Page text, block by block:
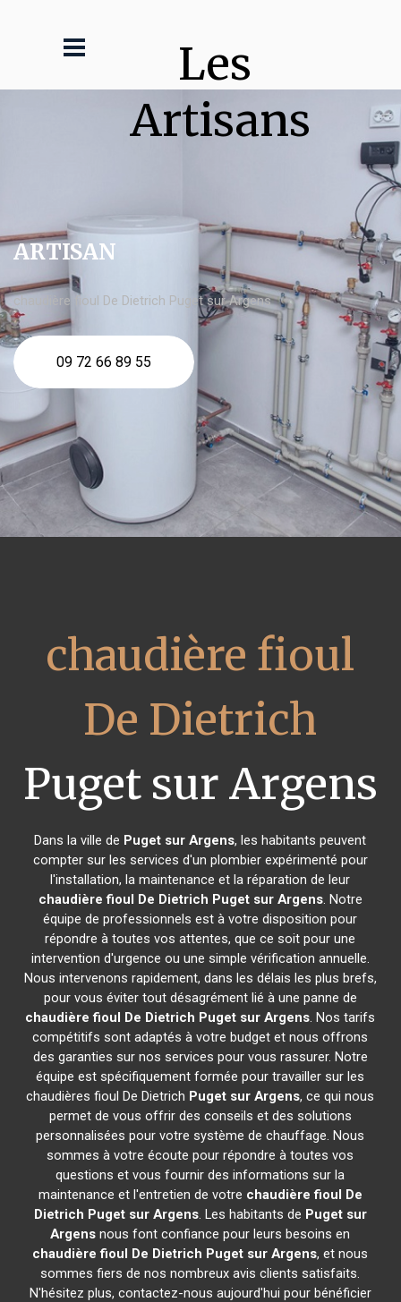
Les
Artisans
ARTISAN
chaudière fioul De Dietrich Puget sur Argens
09 72 66 89 55
chaudière fioul
De Dietrich
Puget sur Argens
Dans la ville de Puget sur Argens, les habitants peuvent
compter sur les services d'un plombier expérimenté pour
l'installation, la maintenance et la réparation de leur
chaudière fioul De Dietrich Puget sur Argens. Notre
équipe de professionnels est à votre disposition pour
répondre à toutes vos attentes, que ce soit pour une
intervention d'urgence ou une simple vérification annuelle.
Nous intervenons rapidement, dans les délais les plus brefs,
pour vous éviter tout désagrément lié à une panne de
chaudière fioul De Dietrich Puget sur Argens. Nos tarifs
compétitifs sont adaptés à votre budget et nous offrons
des garanties sur nos services pour vous rassurer. Notre
équipe est spécifiquement formée pour travailler sur les
chaudières fioul De Dietrich Puget sur Argens, ce qui nous
permet de vous offrir des conseils et des solutions
personnalisées pour votre système de chauffage. Nous
sommes à votre écoute pour répondre à toutes vos
questions et vous fournir des informations sur la
maintenance et l'entretien de votre chaudière fioul De
Dietrich Puget sur Argens. Les habitants de Puget sur
Argens nous font confiance pour leurs besoins en
chaudière fioul De Dietrich Puget sur Argens, et nous
sommes fiers de nos nombreux avis clients satisfaits.
N'hésitez plus, contactez-nous aujourd'hui pour bénéficier